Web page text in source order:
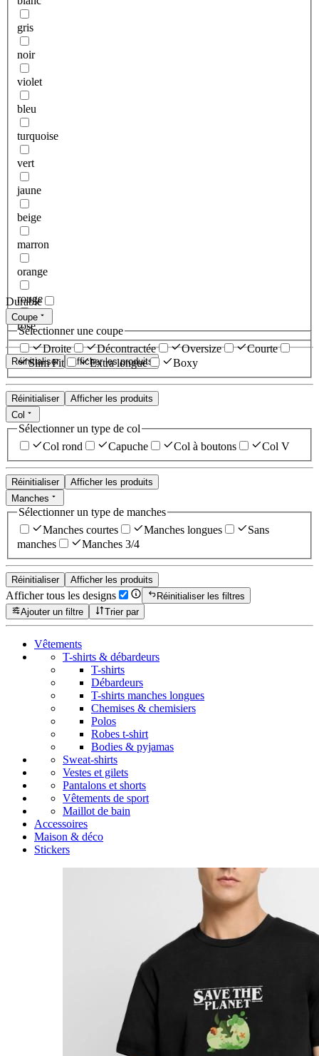
gris
noir
violet
bleu
turquoise
vert
jaune
beige
marron
orange
rouge
rose
Réinitialiser Afficher les produits
Durable
Coupe
Sélectionner une coupe
Droite
Décontractée Oversize
Courte
Slim Fit
Extra longue Boxy
Réinitialiser
Afficher les produits
Col
Sélectionner un type de col
Col rond
Capuche Col à boutons Col V
Réinitialiser
Afficher les produits
Manches
Sélectionner un type de manches
Manches courtes
Manches longues
Sans
manches
Manches 3/4
Réinitialiser Afficher les produits
Afficher tous les designs
Réinitialiser les filtres
Ajouter un filtre
Trier par
Vêtements
T-shirts & débardeurs
T-shirts
Débardeurs
T-shirts manches longues
Chemises & chemisiers
Polos
Robes t-shirt
Bodies & pyjamas
Sweat-shirts
Vestes et gilets
Pantalons et shorts
Vêtements de sport
Maillot de bain
Accessoires
Maison & déco
Stickers